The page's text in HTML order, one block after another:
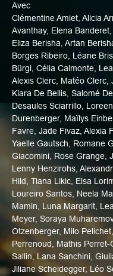
Avec
Clémentine Amiet, Alicia
Avanthay, Elena
Eliza Berisha, Artan
Borges Ribeiro, Léane
Bürgi, Célia Calmonte,
Alexis Clerc, Matéo Clerc,
Kiara De Bellis, Salomé
Desaules Sciarrillo,
Durenberger, Maïlys
Favre, Jade Fivaz, Alexia
Yaelle Gautsch, Romane
Giacomini, Rose Grange,
Lenny Henzirohs,
Hild, Tiana Likic, Elsa
Loureiro Santos, Neela
Mamin, Luna Margarit,
Meyer, Soraya
Otzenberger, Milo
Perrenoud, Mathis Perret-
Sallin, Lana Sanchini,
Jiliane Scheidegger, Léo